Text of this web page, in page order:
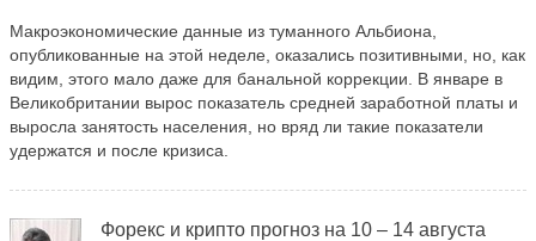
Макроэкономические данные из туманного Альбиона,
опубликованные на этой неделе, оказались позитивными, но, как
видим, этого мало даже для банальной коррекции. В январе в
Великобритании вырос показатель средней заработной платы и
выросла занятость населения, но вряд ли такие показатели
удержатся и после кризиса.
Форекс и крипто прогноз на 10 – 14 августа